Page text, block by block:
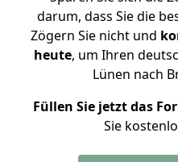
darum, dass Sie die
Zögern Sie nicht und
heute, um Ihren
Lünen nach
Füllen Sie jetzt das
Sie